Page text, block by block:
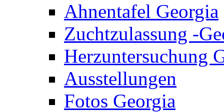
Ahnentafel Georgia
Zuchtzulassung -
Herzuntersuchung
Ausstellungen
Fotos Georgia